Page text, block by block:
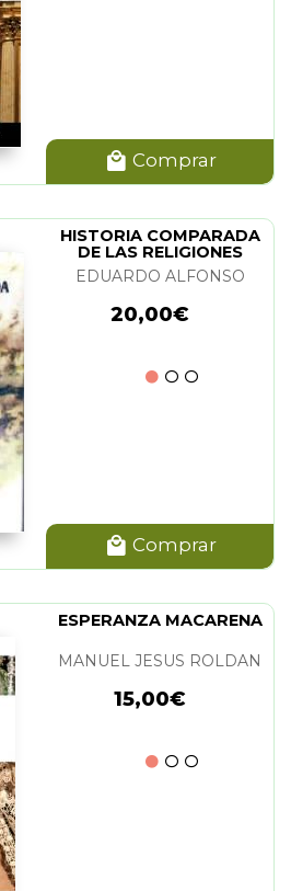
Comprar
HISTORIA COMPARADA
DE LAS RELIGIONES
EDUARDO ALFONSO
20,00€
Comprar
ESPERANZA MACARENA
MANUEL JESUS ROLDAN
15,00€